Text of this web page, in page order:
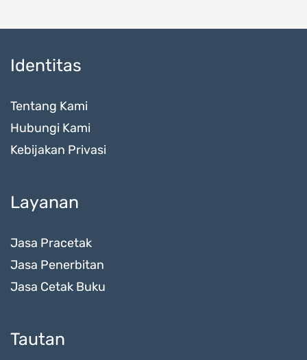
Identitas
Tentang Kami
Hubungi Kami
Kebijakan Privasi
Layanan
Jasa Pracetak
Jasa Penerbitan
Jasa Cetak Buku
Tautan